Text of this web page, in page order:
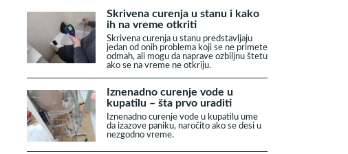
Skrivena curenja u stanu i kako
ih na vreme otkriti
Skrivena curenja u stanu predstavljaju
jedan od onih problema koji se ne primete
odmah, ali mogu da naprave ozbiljnu štetu
ako se na vreme ne otkriju.
Iznenadno curenje vode u
kupatilu – šta prvo uraditi
Iznenadno curenje vode u kupatilu ume
da izazove paniku, naročito ako se desi u
nezgodno vreme.